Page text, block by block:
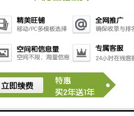
计时记分系统通常用于体育比赛、考试、活
1. **计时功能**：
- 提供时间警报，通知参赛者或参与者时
2. **记分功能**：
- 实时记录参赛者的得分情况，支持不同的
- 自动计算总分、平均分以及其他相关统